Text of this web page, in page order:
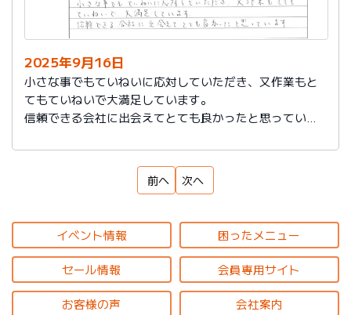
2025年9月16日
小さな事でもていねいに応対していただき、又作業もと
てもていねいで大満足しています。
信頼できる会社に出会えてとても良かったと思っていま
前へ 次へ
イベント情報 困ったメニュー
セール情報 会員専用サイト
お客様の声 会社案内